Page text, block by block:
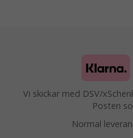
Vi skickar med DSV/
Posten
Normal